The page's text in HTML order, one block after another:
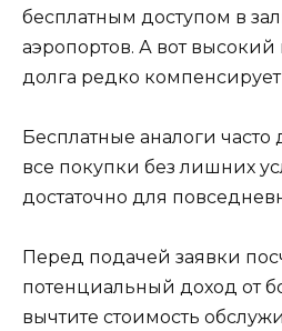
бесплатным доступом в
аэропортов. А вот высокий
долга редко
Бесплатные аналоги часто
все покупки без лишних
достаточно для
Перед подачей заявки
потенциальный доход от
вычтите стоимость